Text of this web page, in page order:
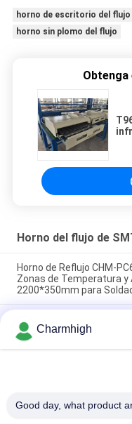
horno de escritorio del flujo
horno sin plomo del flujo
Horno del flujo de
Horno de Reflujo CHM-
Zonas de Temperatura y
2200*350mm para
temperatura,
caliente
CHM-6635 Horno de
6+abajo 6) Máquina de
Charmhigh
Good day, what product